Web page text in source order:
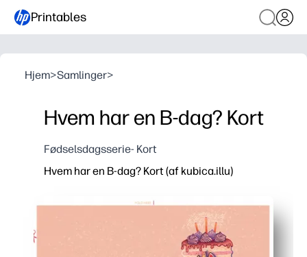
Printables
Hjem>Samlinger>
Hvem har en B-dag? Kort
Fødselsdagsserie- Kort
Hvem har en B-dag? Kort (af kubica.illu)